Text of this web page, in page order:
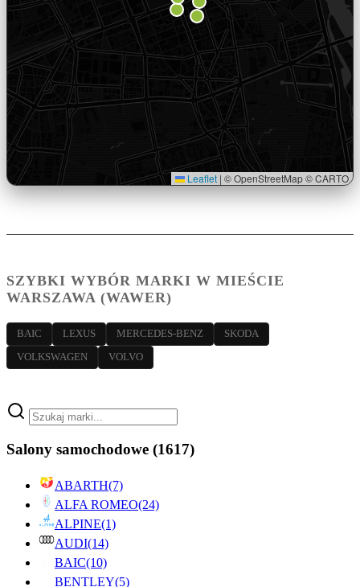
Leaflet | © OpenStreetMap © CARTO
SZYBKI WYBÓR MARKI W MIEŚCIE
WARSZAWA (WAWER)
BAIC LEXUS MERCEDES-BENZ SKODA
VOLKSWAGEN VOLVO
Salony samochodowe (1617)
ABARTH(7)
ALFA ROMEO(24)
ALPINE(1)
AUDI(14)
BAIC(10)
BENTLEY(5)